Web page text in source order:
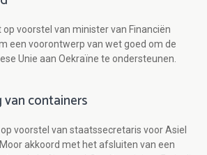
voorstel van minister van Financiën
een voorontwerp van wet goed om de
Unie aan Oekraïne te ondersteunen.
van containers
voorstel van staatssecretaris voor Asiel
akkoord met het afsluiten van een